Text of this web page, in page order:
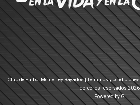
Club de Futbol Monterrey Rayados |Términos y condiciones
derechos reservados 2026
Powered by G